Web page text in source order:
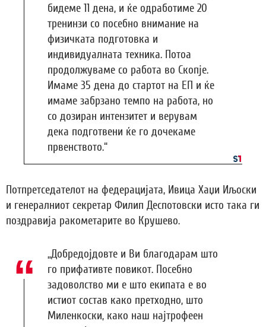
бидеме 11 дена, и ќе одработиме 20
тренинзи со посебно внимание на
физичката подготовка и
индивидуалната техника. Потоа
продолжуваме со работа во Скопје.
Имаме 35 дена до стартот на ЕП и ќе
имаме забрзано темпо на работа, но
со дозиран интензитет и верувам
дека подготвени ќе го дочекаме
првенството.“
Потпретседателот на федерацијата, Ивица Хаџи Иљоски
и генералниот секретар Филип Деспотовски исто така ги
поздравија ракометарите во Крушево.
„Добредојдовте и Ви благодарам што
го прифативте повикот. Посебно
задоволство ми е што екипата е во
истиот состав како претходно, што
Миленкоски, како наш најтрофеен